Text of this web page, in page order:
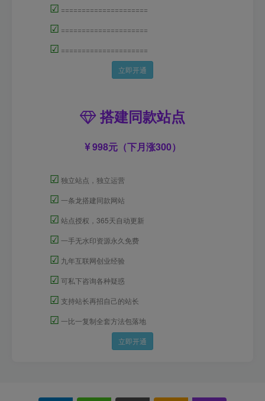
☑ =====================
☑ =====================
☑ =====================
立即开通
搭建同款站点
998元（下月涨300）
☑ 独立站点，独立运营
☑ 一条龙搭建同款网站
☑ 站点授权，365天自动更新
☑ 一手无水印资源永久免费
☑ 九年互联网创业经验
☑ 可私下咨询各种疑惑
☑ 支持站长再招自己的站长
☑ 一比一复制全套方法包落地
立即开通